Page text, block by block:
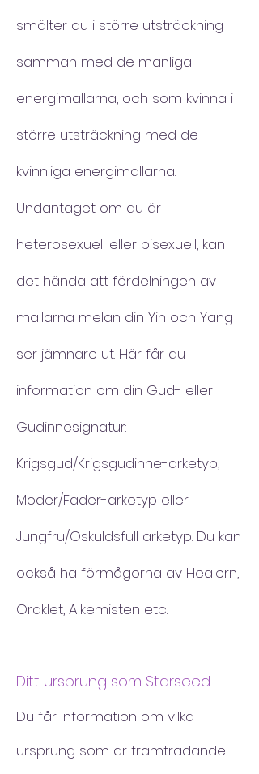
smälter du i större utsträckning
samman med de manliga
energimallarna, och som kvinna i
större utsträckning med de
kvinnliga energimallarna.
Undantaget om du är
heterosexuell eller bisexuell, kan
det hända att fördelningen av
mallarna melan din Yin och Yang
ser jämnare ut. Här får du
information om din Gud- eller
Gudinnesignatur:
Krigsgud/Krigsgudinne-arketyp,
Moder/Fader-arketyp eller
Jungfru/Oskuldsfull arketyp. Du kan
också ha förmågorna av Healern,
Oraklet, Alkemisten etc.
Ditt ursprung som Starseed
Du får information om vilka
ursprung som är framträdande i